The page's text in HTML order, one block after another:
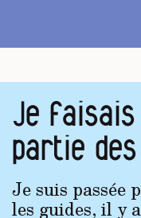
Je faisais
partie
Je suis passée
les guides, il y